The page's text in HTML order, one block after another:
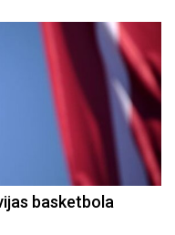
basketbola